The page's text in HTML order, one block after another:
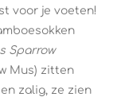
voor je voeten!
Sparrow
Mus) zitten
zalig, ze zien